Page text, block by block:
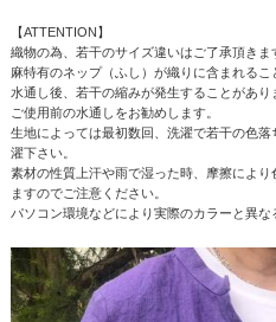
【ATTENTION】
織物の為、若干のサイズ違いはご了承頂きま
麻特有のネップ（ふし）が織りに含まれるこ
水通し後、若干の縮みが発生することがあり
ご使用前の水通しをお勧めします。
生地によっては最初数回、洗濯で若干の色
濯下さい。
素材の性質上汗や雨で湿った時、摩擦によ
ますのでご注意ください。
パソコン環境などにより実際のカラーと異な